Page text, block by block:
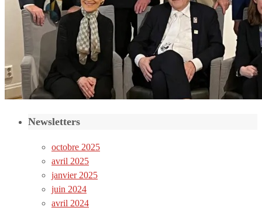
Newsletters
octobre 2025
avril 2025
janvier 2025
juin 2024
avril 2024